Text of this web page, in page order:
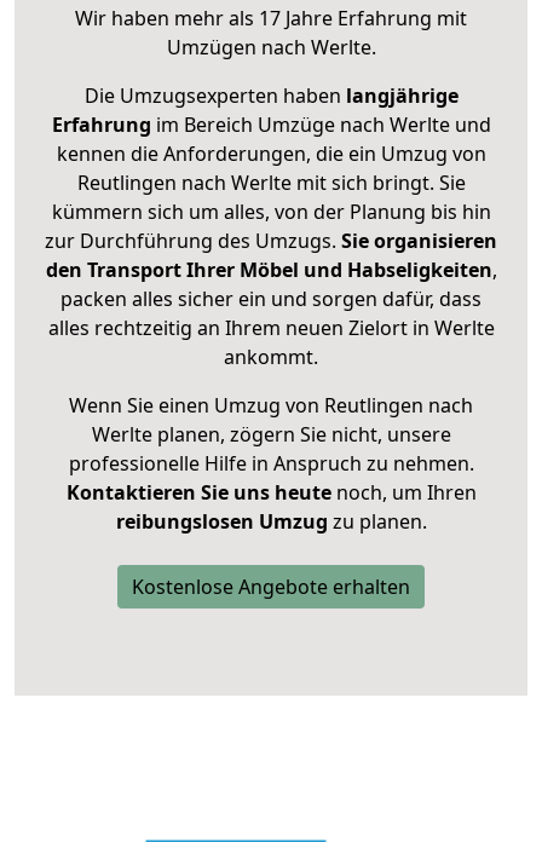
Wir haben mehr als 17 Jahre Erfahrung mit
Umzügen nach Werlte.
Die Umzugsexperten haben langjährige
Erfahrung im Bereich Umzüge nach Werlte und
kennen die Anforderungen, die ein Umzug von
Reutlingen nach Werlte mit sich bringt. Sie
kümmern sich um alles, von der Planung bis hin
zur Durchführung des Umzugs. Sie organisieren
den Transport Ihrer Möbel und Habseligkeiten,
packen alles sicher ein und sorgen dafür, dass
alles rechtzeitig an Ihrem neuen Zielort in Werlte
ankommt.
Wenn Sie einen Umzug von Reutlingen nach
Werlte planen, zögern Sie nicht, unsere
professionelle Hilfe in Anspruch zu nehmen.
Kontaktieren Sie uns heutenoch, um Ihren
reibungslosen Umzug zu planen.
Kostenlose Angebote erhalten